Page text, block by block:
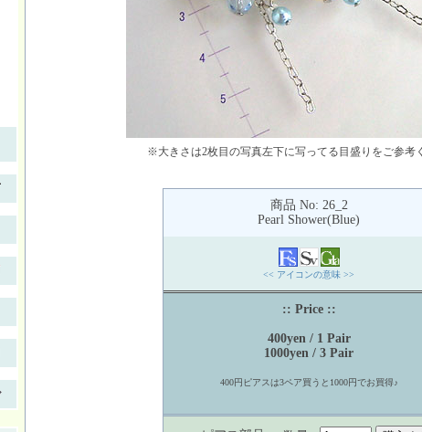
※大きさは2枚目の写真左下に写ってる目盛りをご参考
商品 No: 26_2
Pearl Shower(Blue)
<< アイコンの意味 >>
:: Price ::
400yen / 1 Pair
1000yen / 3 Pair
400円ピアスは3ペア買うと1000円でお買得♪